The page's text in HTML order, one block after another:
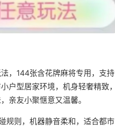
，144张含花牌麻将专用，支持
户型居家环境，机身轻奢精致，
亲友小聚惬意又温馨。
规则，机器静音柔和，适合都市